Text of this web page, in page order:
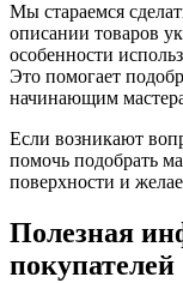
Мы стараемся
описании товаров
особенности
Это помогает
начинающим
Если возникают
помочь подобрать
поверхности и
Полезная
покупателей